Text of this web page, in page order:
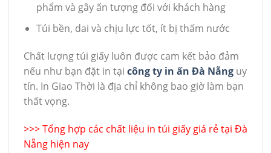
phẩm và gây ấn tượng đối với khách hàng
Túi bền, dai và chịu lực tốt, ít bị thấm nước
Chất lượng túi giấy luôn được cam kết bảo đảm
nếu như bạn đặt in tại công ty in ấn Đà Nẵng uy
tín. In Giao Thời là địa chỉ không bao giờ làm bạn
thất vọng.
>>>Tổng hợp các chất liệu in túi giấy giá rẻ tại Đà
Nẵng hiện nay